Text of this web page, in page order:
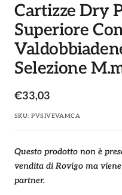
Cartizze Dry
Superiore
Selezione
Prezzo
di
vendita
€33,03
SKU:PVSIVEVAMCA
Questo prodotto non è
vendita di Rovigo ma
partner.